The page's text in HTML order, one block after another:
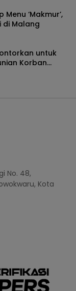
‘Makmur’,
di Malang
untuk
Korban
No. 48,
Kota